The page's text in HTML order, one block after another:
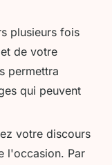
plusieurs fois
de votre
permettra
qui peuvent
votre discours
l'occasion. Par